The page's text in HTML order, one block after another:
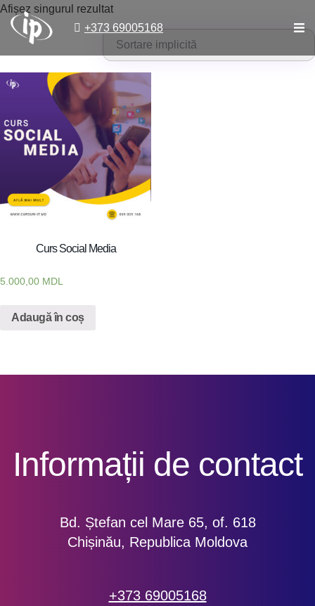
+373 69005168
Afișez singurul rezultat
Curs Social Media
5.000,00 MDL
Adaugă în coș
Informații de contact
Bd. Ștefan cel Mare 65, of. 618
Chișinău, Republica Moldova
+373 69005168